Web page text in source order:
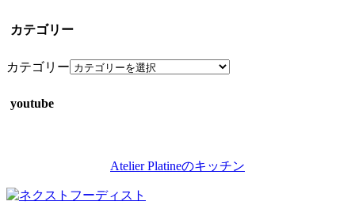
カテゴリー
カテゴリー
youtube
Atelier Platineのキッチン